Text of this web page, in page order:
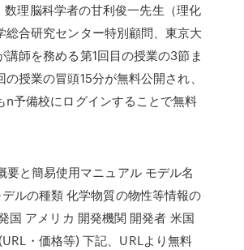
理脳科学者の甘利俊一先生（理化
総合研究センター特別顧問、東京大
講師を務める第1回目の授業の3節ま
授業の冒頭15分が無料公開され、
n予備校にログインすることで無料
要と簡易使用マニュアル モデル名
ルの種類 化学物質の物性等情報の
国 アメリカ 開発機関 開発者 米国
・価格等) 下記、URLより無料